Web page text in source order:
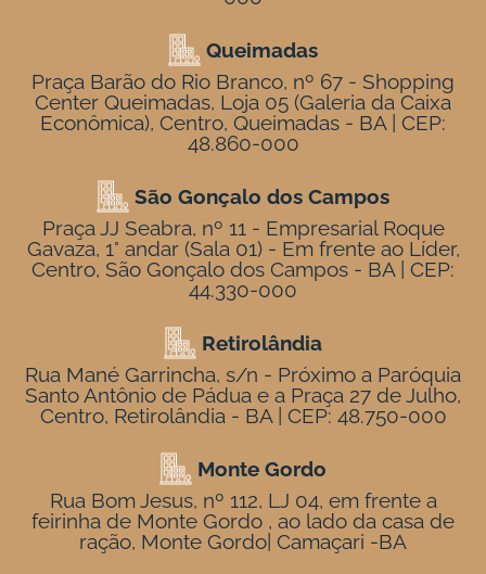
Queimadas
Praça Barão do Rio Branco, nº 67 - Shopping
Center Queimadas, Loja 05 (Galeria da Caixa
Econômica), Centro, Queimadas - BA | CEP:
48.860-000
São Gonçalo dos Campos
Praça JJ Seabra, nº 11 - Empresarial Roque
Gavaza, 1° andar (Sala 01) - Em frente ao Líder,
Centro, São Gonçalo dos Campos - BA | CEP:
44.330-000
Retirolândia
Rua Mané Garrincha, s/n - Próximo a Paróquia
Santo Antônio de Pádua e a Praça 27 de Julho,
Centro, Retirolândia - BA | CEP: 48.750-000
Monte Gordo
Rua Bom Jesus, nº 112, LJ 04, em frente a
feirinha de Monte Gordo , ao lado da casa de
ração, Monte Gordo| Camaçari -BA